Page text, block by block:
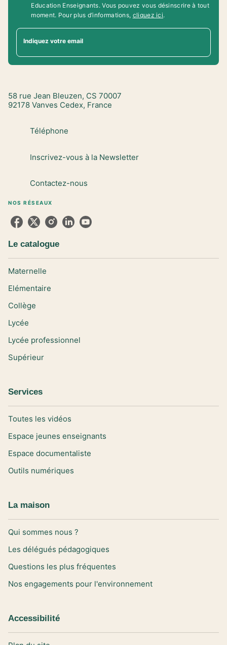
Education Enseignants. Vous pouvez vous désinscrire à tout
moment. Pour plus d’informations, cliquez ici.
Indiquez votre email
58 rue Jean Bleuzen, CS 70007
92178 Vanves Cedex, France
Téléphone
Inscrivez-vous à la Newsletter
Contactez-nous
NOS RÉSEAUX
Le catalogue
Maternelle
Elémentaire
Collège
Lycée
Lycée professionnel
Supérieur
Services
Toutes les vidéos
Espace jeunes enseignants
Espace documentaliste
Outils numériques
La maison
Qui sommes nous ?
Les délégués pédagogiques
Questions les plus fréquentes
Nos engagements pour l'environnement
Accessibilité